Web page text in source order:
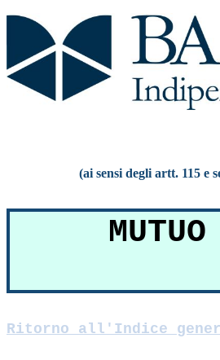
(ai sensi degli artt. 115 e
Ritorno all'Indice